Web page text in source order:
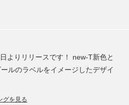
よりリリースです！ new-T新色と
ルのラベルをイメージしたデザイ
グを見る